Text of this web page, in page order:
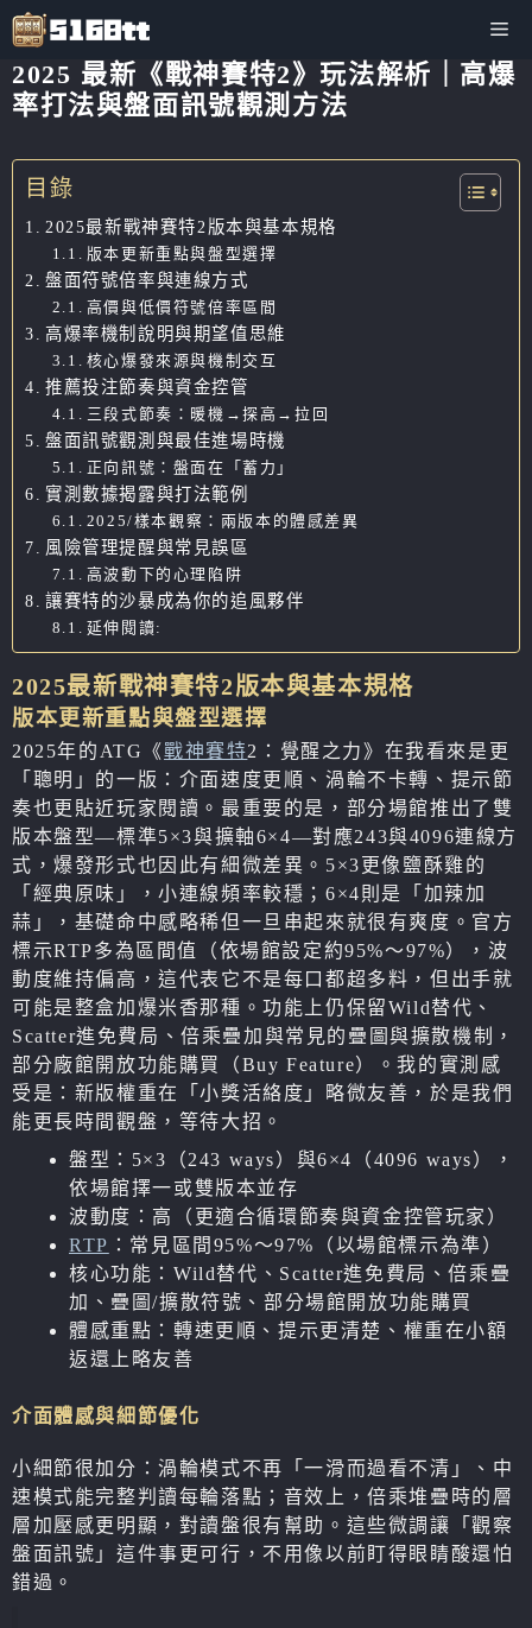
跳
至
主
要
容
2025 最新《戰神賽特2》玩法解析｜高爆
率打法與盤面訊號觀測方法
目錄
2025最新戰神賽特2版本與基本規格
版本更新重點與盤型選擇
盤面符號倍率與連線方式
高價與低價符號倍率區間
高爆率機制說明與期望值思維
核心爆發來源與機制交互
推薦投注節奏與資金控管
三段式節奏：暖機→探高→拉回
盤面訊號觀測與最佳進場時機
正向訊號：盤面在「蓄力」
實測數據揭露與打法範例
2025/樣本觀察：兩版本的體感差異
風險管理提醒與常見誤區
高波動下的心理陷阱
讓賽特的沙暴成為你的追風夥伴
延伸閱讀:
2025最新戰神賽特2版本與基本規格
版本更新重點與盤型選擇
2025年的ATG《戰神賽特2：覺醒之力》在我看來是更
「聰明」的一版：介面速度更順、渦輪不卡轉、提示節
奏也更貼近玩家閱讀。最重要的是，部分場館推出了雙
版本盤型—標準5×3與擴軸6×4—對應243與4096連線方
式，爆發形式也因此有細微差異。5×3更像鹽酥雞的
「經典原味」，小連線頻率較穩；6×4則是「加辣加
蒜」，基礎命中感略稀但一旦串起來就很有爽度。官方
標示RTP多為區間值（依場館設定約95%～97%），波
動度維持偏高，這代表它不是每口都超多料，但出手就
可能是整盒加爆米香那種。功能上仍保留Wild替代、
Scatter進免費局、倍乘疊加與常見的疊圖與擴散機制，
部分廠館開放功能購買（Buy Feature）。我的實測感
受是：新版權重在「小獎活絡度」略微友善，於是我們
能更長時間觀盤，等待大招。
盤型：5×3（243 ways）與6×4（4096 ways），
依場館擇一或雙版本並存
波動度：高（更適合循環節奏與資金控管玩家）
RTP ：常見區間95%～97%（以場館標示為準）
核心功能：Wild替代、Scatter進免費局、倍乘疊
加、疊圖/擴散符號、部分場館開放功能購買
體感重點：轉速更順、提示更清楚、權重在小額
返還上略友善
介面體感與細節優化
小細節很加分：渦輪模式不再「一滑而過看不清」、中
速模式能完整判讀每輪落點；音效上，倍乘堆疊時的層
層加壓感更明顯，對讀盤很有幫助。這些微調讓「觀察
盤面訊號」這件事更可行，不用像以前盯得眼睛酸還怕
錯過。